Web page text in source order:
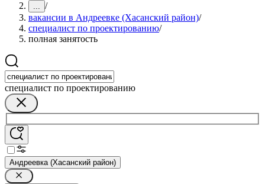
... /
вакансии в Андреевке (Хасанский район)/
специалист по проектированию/
полная занятость
специалист по проектированию
Андреевка (Хасанский район)